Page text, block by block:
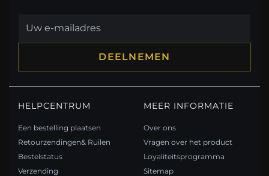
DEELNEMEN
HELPCENTRUM
Een bestelling plaatsen
Retourzendingen& Ruilen
Bestelstatus
Verzending
MEER INFORMATIE
Over ons
Vragen over het product
Loyaliteitsprogramma
Sitemap